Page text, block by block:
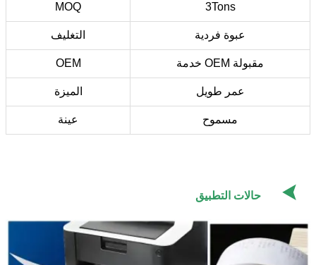
MOQ 3Tons
التغليف عبوة فردية
OEM خدمة OEM مقبولة
الميزة عمر طويل
عينة مسموح
حالات التطبيق 